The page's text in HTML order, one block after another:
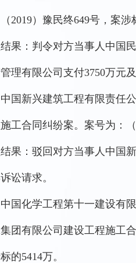
2019）豫民终649号，案涉
果：判令对方当事人中国
理有限公司支付3750万元
国新兴建筑工程有限责任
工合同纠纷案。案号为：
果：驳回对方当事人中国
讼请求。
国化学工程第十一建设有
团有限公司建设工程施工
的5414万。